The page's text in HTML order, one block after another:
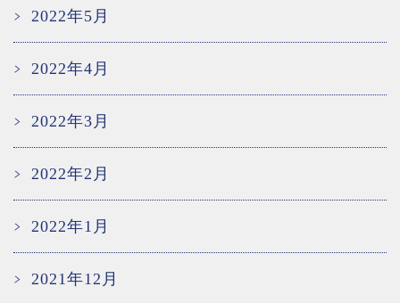
2022年5月
2022年4月
2022年3月
2022年2月
2022年1月
2021年12月